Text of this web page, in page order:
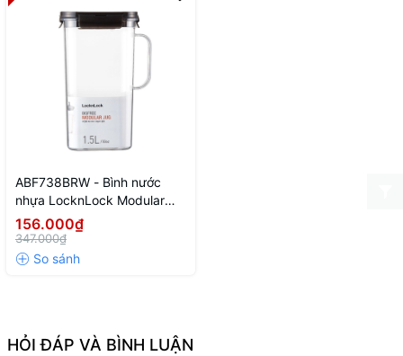
ABF738BRW - Bình nước
nhựa LocknLock Modular
Jug 1.5L - Màu nâu
156.000₫
347.000₫
HỎI ĐÁP VÀ BÌNH LUẬN